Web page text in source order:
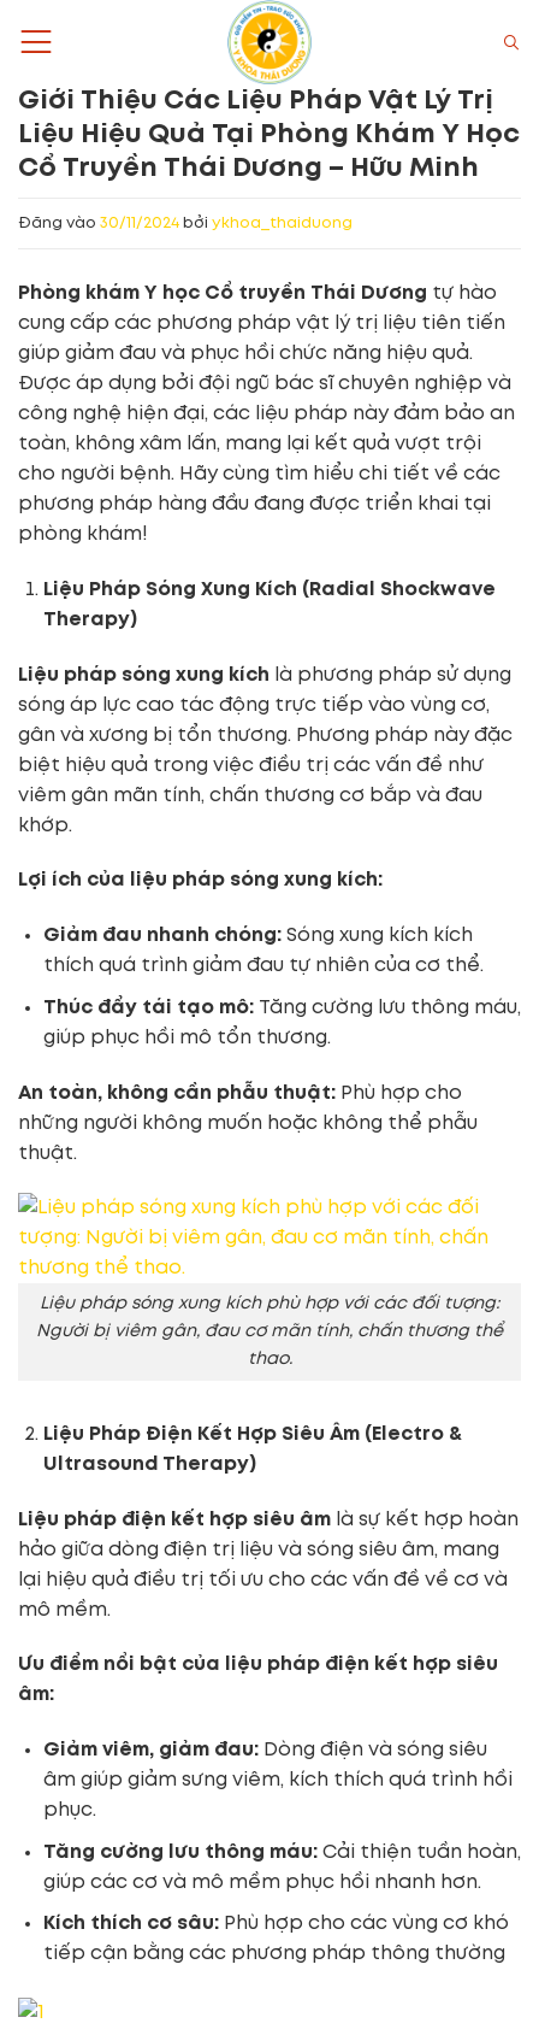
qua
dung
Giới Thiệu Các Liệu Pháp Vật Lý Trị
Liệu Hiệu Quả Tại Phòng Khám Y Học
Cổ Truyền Thái Dương – Hữu Minh
Đăng vào 30/11/2024 bởi ykhoa_thaiduong
Phòng khám Y học Cổ truyền Thái Dương tự hào
cung cấp các phương pháp vật lý trị liệu tiên tiến
giúp giảm đau và phục hồi chức năng hiệu quả.
Được áp dụng bởi đội ngũ bác sĩ chuyên nghiệp và
công nghệ hiện đại, các liệu pháp này đảm bảo an
toàn, không xâm lấn, mang lại kết quả vượt trội
cho người bệnh. Hãy cùng tìm hiểu chi tiết về các
phương pháp hàng đầu đang được triển khai tại
phòng khám!
Liệu Pháp Sóng Xung Kích (Radial Shockwave
Therapy)
Liệu pháp sóng xung kích là phương pháp sử dụng
sóng áp lực cao tác động trực tiếp vào vùng cơ,
gân và xương bị tổn thương. Phương pháp này đặc
biệt hiệu quả trong việc điều trị các vấn đề như
viêm gân mãn tính, chấn thương cơ bắp và đau
khớp.
Lợi ích của liệu pháp sóng xung kích:
Giảm đau nhanh chóng:Sóng xung kích kích
thích quá trình giảm đau tự nhiên của cơ thể.
Thúc đẩy tái tạo mô:Tăng cường lưu thông máu,
giúp phục hồi mô tổn thương.
An toàn, không cần phẫu thuật: Phù hợp cho
những người không muốn hoặc không thể phẫu
thuật.
Liệu pháp sóng xung kích phù hợp với các đối tượng:
Người bị viêm gân, đau cơ mãn tính, chấn thương thể
thao.
Liệu Pháp Điện Kết Hợp Siêu Âm (Electro &
Ultrasound Therapy)
Liệu pháp điện kết hợp siêu âm là sự kết hợp hoàn
hảo giữa dòng điện trị liệu và sóng siêu âm, mang
lại hiệu quả điều trị tối ưu cho các vấn đề về cơ và
mô mềm.
Ưu điểm nổi bật của liệu pháp điện kết hợp siêu
âm:
Giảm viêm, giảm đau:Dòng điện và sóng siêu
âm giúp giảm sưng viêm, kích thích quá trình hồi
phục.
Tăng cường lưu thông máu:Cải thiện tuần hoàn,
giúp các cơ và mô mềm phục hồi nhanh hơn.
Kích thích cơ sâu:Phù hợp cho các vùng cơ khó
tiếp cận bằng các phương pháp thông thường